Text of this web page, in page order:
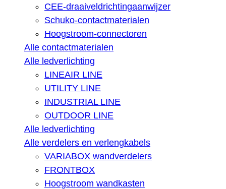
CEE-draaiveldrichtingaanwijzer
Schuko-contactmaterialen
Hoogstroom-connectoren
Alle contactmaterialen
Alle ledverlichting
LINEAIR LINE
UTILITY LINE
INDUSTRIAL LINE
OUTDOOR LINE
Alle ledverlichting
Alle verdelers en verlengkabels
VARIABOX wandverdelers
FRONTBOX
Hoogstroom wandkasten